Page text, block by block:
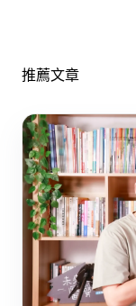
推薦文章